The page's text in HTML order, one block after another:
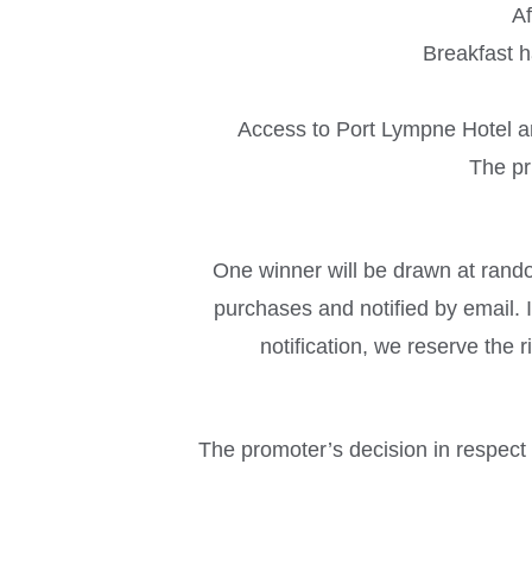
Breakfast
Access to Port Lympne Hotel
The
One winner will be drawn at
purchases and notified by
notification, we reserve the
The promoter’s decision in